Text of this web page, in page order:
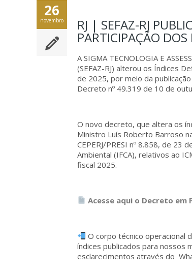
26
novembro RJ | SEFAZ-RJ
PARTICIPAÇÃO
A SIGMA TECNOLOGIA E
(SEFAZ-RJ) alterou os Índices
de 2025, por meio da
Decreto nº 49.319 de 10 de
O novo decreto, que altera os
Ministro Luís Roberto Barroso
CEPERJ/PRESI nº 8.858, de
Ambiental (IFCA), relativos ao
fiscal 2025.
Acesse aqui o Decreto em
O corpo técnico operacional
índices publicados para nossos
esclarecimentos através do